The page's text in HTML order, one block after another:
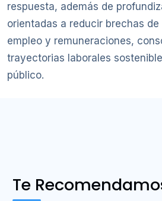
respuesta, además de
orientadas a reducir brechas de
empleo y remuneraciones,
trayectorias laborales
público.
Te